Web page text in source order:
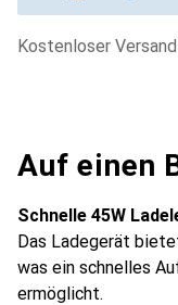
Kostenloser
Auf einen
Schnelle 45W
Das Ladegerät
was ein schnelles
ermöglicht.